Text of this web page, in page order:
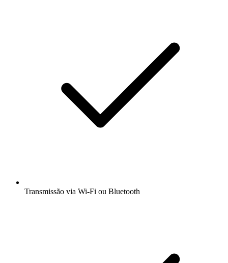
Transmissão via Wi-Fi ou Bluetooth